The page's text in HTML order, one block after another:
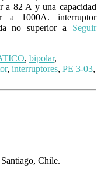
a 82 A y una capacidad
a 1000A. interruptor
no superior a Seguir
, bipolar,
, interruptores, PE 3-03,
Chile.